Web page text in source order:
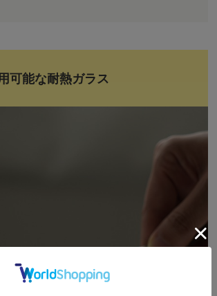
可能な耐熱ガラス